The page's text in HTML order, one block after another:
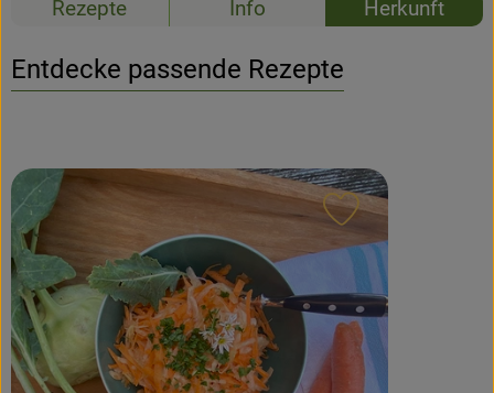
Newsletter
Rezepte Info Herkunft
Entdecke passende Rezepte
Rezept zu